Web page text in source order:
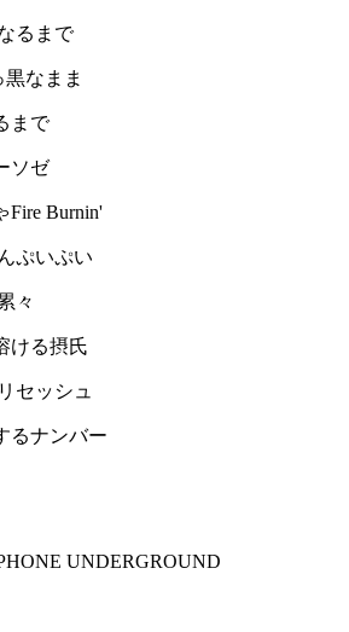
るまで
なまま
まで
ソゼ
Fire Burnin'
ぷいぷい
々
ける摂氏
セッシュ
るナンバー
UNDERGROUND